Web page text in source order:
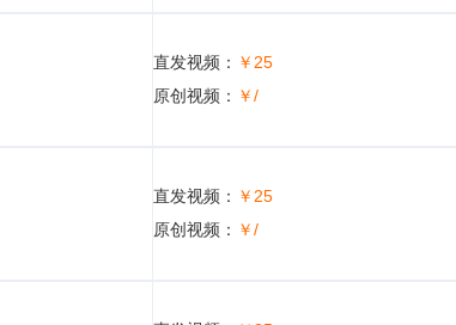
直发视频： ￥25
原创视频： ￥/
直发视频： ￥25
原创视频： ￥/